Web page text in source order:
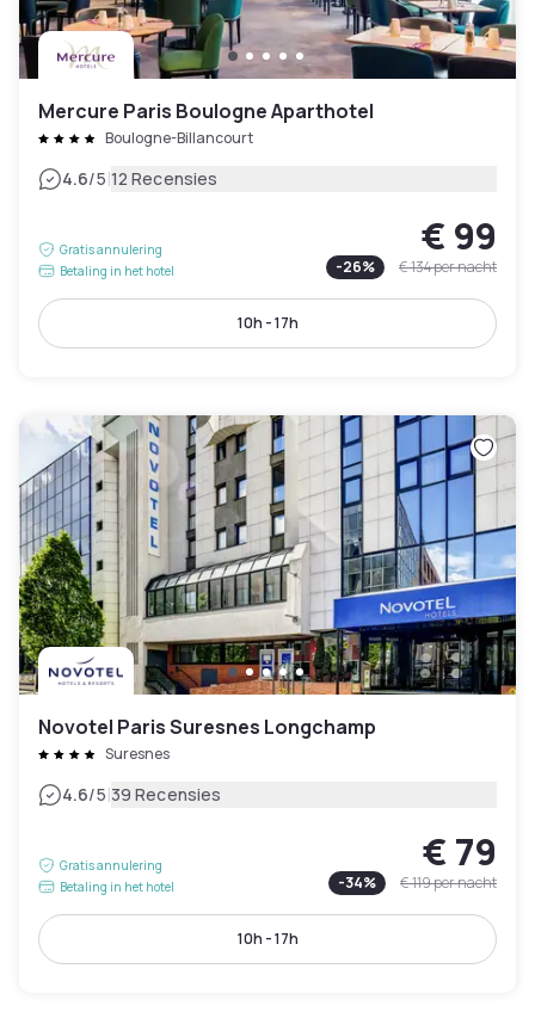
Mercure Paris Boulogne Aparthotel
Boulogne-Billancourt
4.6/5|12 Recensies
Gratis annulering
Betaling in het hotel
€ 99
-26% € 134per nacht
10h - 17h
Novotel Paris Suresnes Longchamp
Suresnes
4.6/5|39 Recensies
Gratis annulering
Betaling in het hotel
€ 79
-34% € 119per nacht
10h - 17h